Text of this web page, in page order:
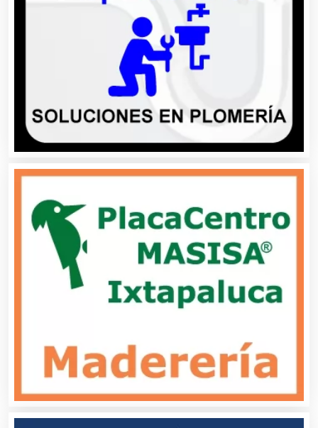
Aseguradoras
Asesores Técnicos
Asociaciones Civiles
Asociaciones Empresariales
Audio, Sonido e Iluminación
Audios para Eventos